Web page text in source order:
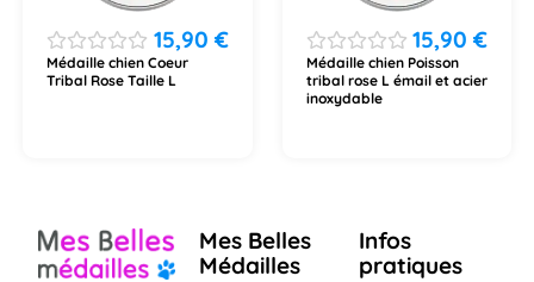
15,90 €
Médaille chien Coeur
Tribal Rose Taille L
15,90€
Médaille chien Poisson
tribal rose L émail et acier
inoxydable
Mes Belles
Médailles
Infos
pratiques